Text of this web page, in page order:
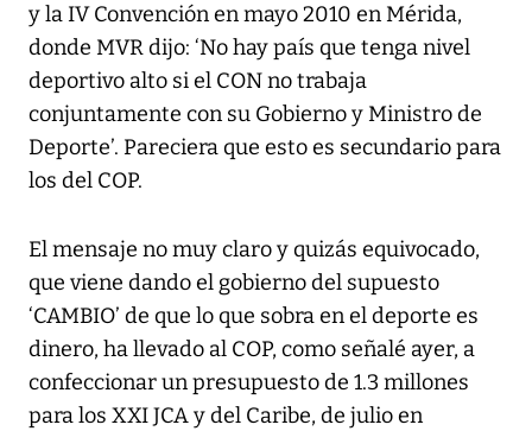
y la IV Convención en mayo 2010 en Mérida,
donde MVR dijo: ‘No hay país que tenga nivel
deportivo alto si el CON no trabaja
conjuntamente con su Gobierno y Ministro de
Deporte’. Pareciera que esto es secundario para
los del COP.
El mensaje no muy claro y quizás equivocado,
que viene dando el gobierno del supuesto
‘CAMBIO’ de que lo que sobra en el deporte es
dinero, ha llevado al COP, como señalé ayer, a
confeccionar un presupuesto de 1.3 millones
para los XXI JCA y del Caribe, de julio en